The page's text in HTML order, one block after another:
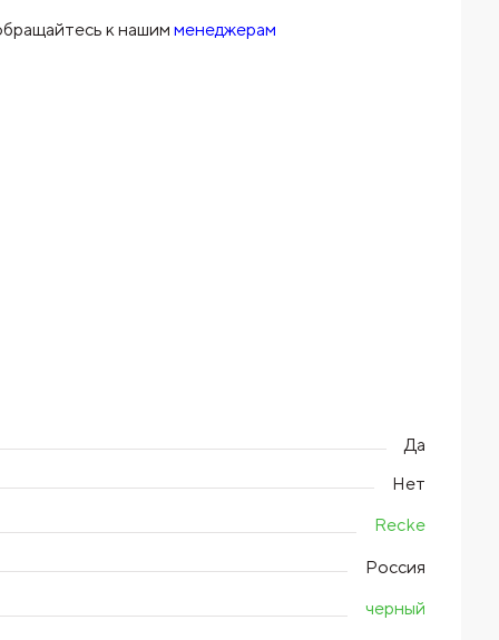
к нашим менеджерам
Да
Нет
Recke
Россия
черный